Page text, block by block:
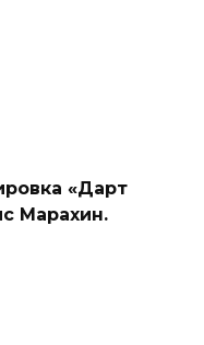
«Дарт
Марахин.